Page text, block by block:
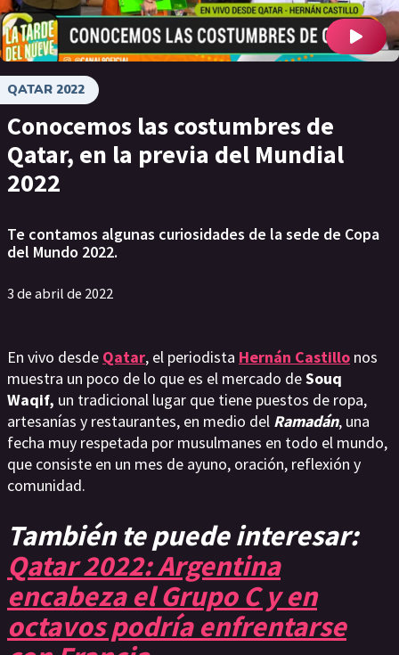
QATAR 2022
Conocemos las costumbres de
Qatar, en la previa del Mundial
2022
Te contamos algunas curiosidades de la sede de Copa
del Mundo 2022.
3 de abril de 2022
En vivo desde Qatar, el periodista Hernán Castillo nos
muestra un poco de lo que es el mercado deSouq
Waqif, un tradicional lugar que tiene puestos de ropa,
artesanías y restaurantes, en medio del Ramadán, una
fecha muy respetada por musulmanes en todo el mundo,
que consiste en un mes de ayuno, oración, reflexión y
comunidad.
También te puede interesar:
Qatar 2022: Argentina
encabeza el Grupo C y en
octavos podría enfrentarse